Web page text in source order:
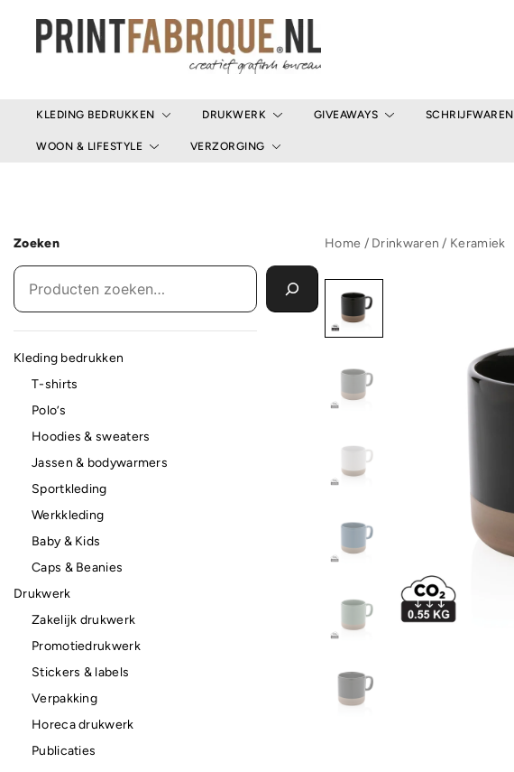
KLEDING BEDRUKKEN DRUKWERK GIVEAWAYS SCHRIJFWAREN
WOON & LIFESTYLE VERZORGING
Home / Drinkwaren / Keramiek
Zoeken
Kleding bedrukken
T-shirts
Polo’s
Hoodies & sweaters
Jassen & bodywarmers
Sportkleding
Werkkleding
Baby & Kids
Caps & Beanies
Drukwerk
Zakelijk drukwerk
Promotiedrukwerk
Stickers & labels
Verpakking
Horeca drukwerk
Publicaties